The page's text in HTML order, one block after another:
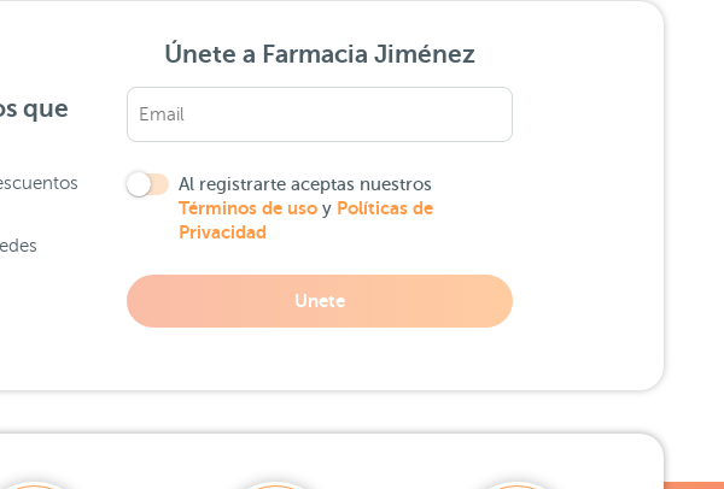
que
Únete a Farmacia Jiménez
Al registrarte aceptas nuestros
Términos de uso y Políticas de
Privacidad
Unete